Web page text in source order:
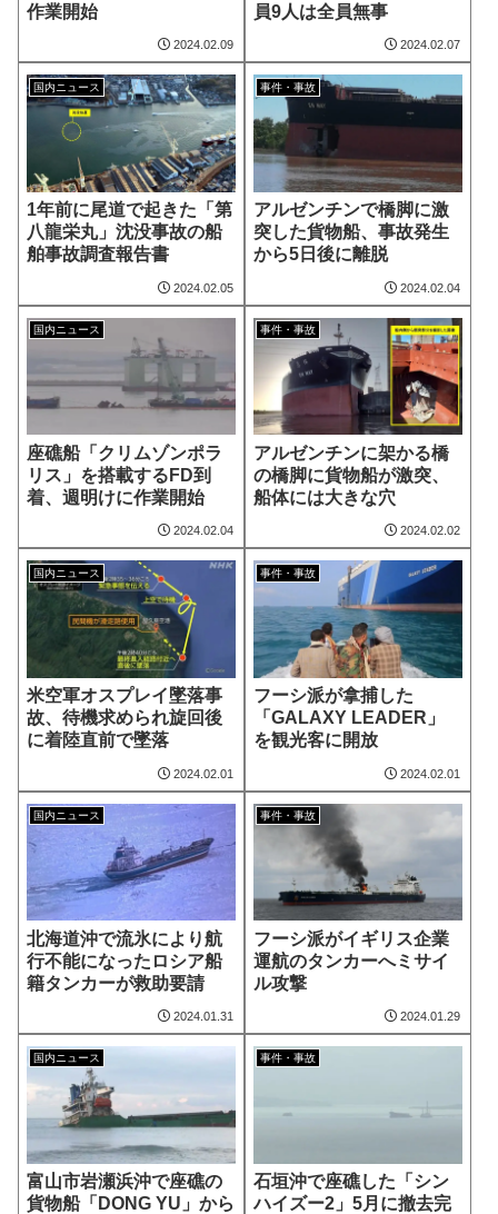
作業開始
2024.02.09
員9人は全員無事
2024.02.07
国内ニュース
1年前に尾道で起きた「第
八龍栄丸」沈没事故の船
舶事故調査報告書
2024.02.05
事件・事故
アルゼンチンで橋脚に激
突した貨物船、事故発生
から5日後に離脱
2024.02.04
国内ニュース
座礁船「クリムゾンポラ
リス」を搭載するFD到
着、週明けに作業開始
2024.02.04
事件・事故
アルゼンチンに架かる橋
の橋脚に貨物船が激突、
船体には大きな穴
2024.02.02
国内ニュース
米空軍オスプレイ墜落事
故、待機求められ旋回後
に着陸直前で墜落
2024.02.01
事件・事故
フーシ派が拿捕した
「GALAXY LEADER」
を観光客に開放
2024.02.01
国内ニュース
北海道沖で流氷により航
行不能になったロシア船
籍タンカーが救助要請
2024.01.31
事件・事故
フーシ派がイギリス企業
運航のタンカーへミサイ
ル攻撃
2024.01.29
国内ニュース
富山市岩瀬浜沖で座礁の
貨物船「DONG YU」から
事件・事故
石垣沖で座礁した「シン
ハイズー2」5月に撤去完